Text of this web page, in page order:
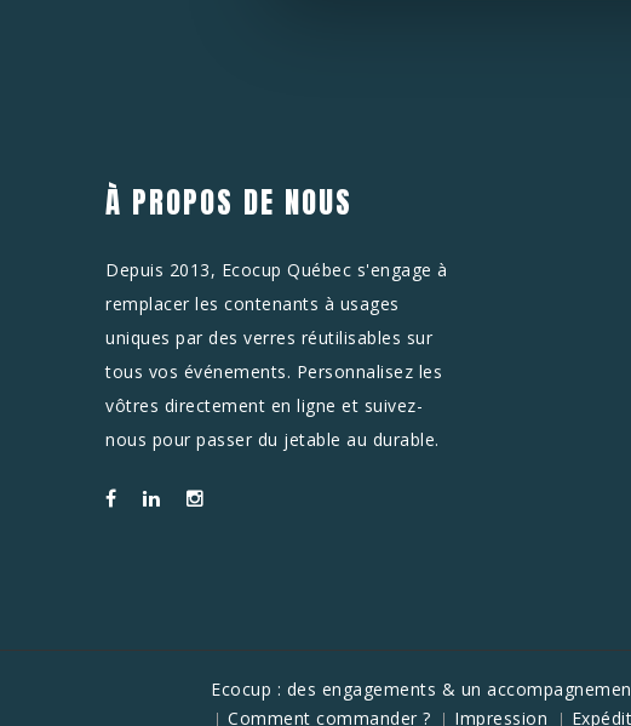
À PROPOS DE NOUS
Depuis 2013, Ecocup Québec s'engage à
remplacer les contenants à usages
uniques par des verres réutilisables sur
tous vos événements. Personnalisez les
vôtres directement en ligne et suivez-
nous pour passer du jetable au durable.
Ecocup : des engagements & un
Comment commander ?
Impression